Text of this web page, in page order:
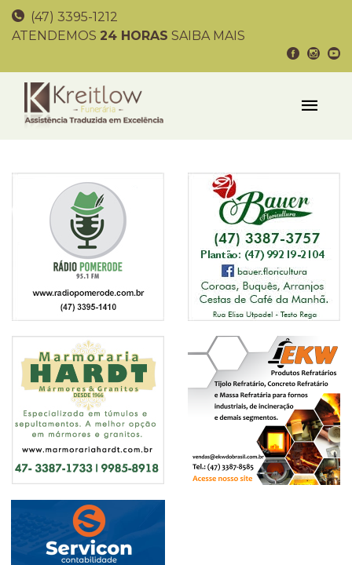
(47) 3395-1212
ATENDEMOS 24 HORAS SAIBA MAIS